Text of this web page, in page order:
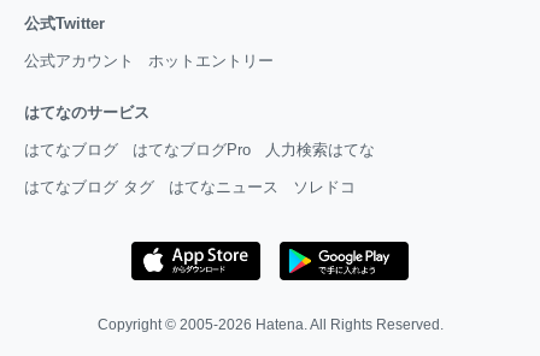
公式Twitter
公式アカウント ホットエントリー
はてなのサービス
はてなブログ はてなブログPro 人力検索はてな
はてなブログ タグ はてなニュース ソレドコ
Copyright © 2005-2026 Hatena. All Rights Reserved.